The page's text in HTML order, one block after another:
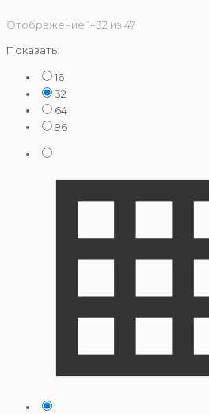
Отображение 1–32 из 47Сортировка:
Показать:
16
32
64
96